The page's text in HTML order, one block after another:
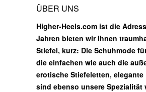
ÜBER UNS
Higher-Heels.com ist die
Jahren bieten wir Ihnen
Stiefel, kurz: Die Schuhmode
die einfachen wie auch die
erotische Stiefeletten,
sind ebenso unsere Spezialität